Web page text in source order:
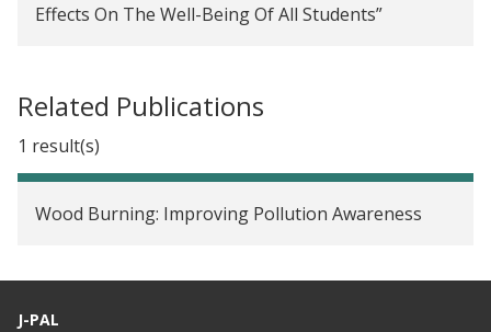
Effects On The Well-Being Of All Students”
Related Publications
1 result(s)
Wood Burning: Improving Pollution Awareness
J-PAL